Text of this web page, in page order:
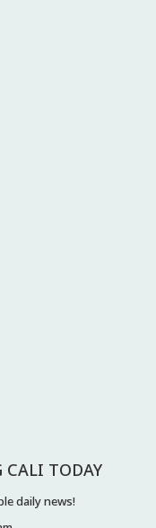
CALI TODAY
daily news!